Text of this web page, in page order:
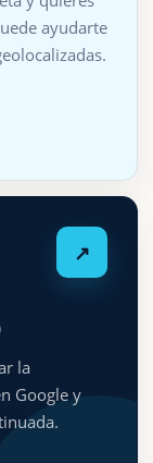
ayudarte
↗
la
Google y